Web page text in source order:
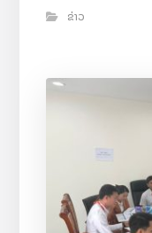
ຂ່າວ